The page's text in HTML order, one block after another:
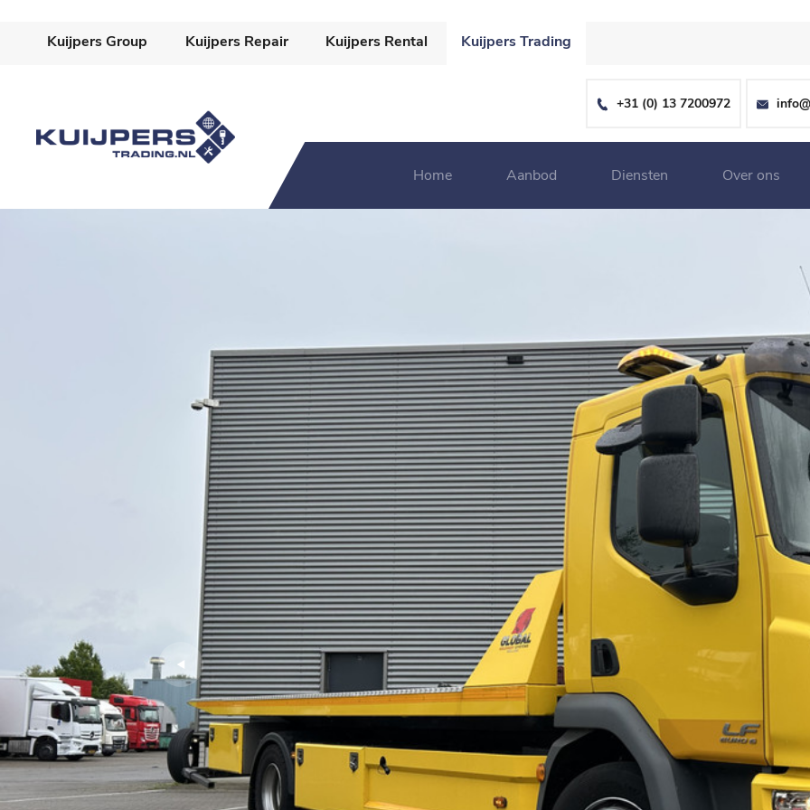
Kuijpers Group Kuijpers Repair Kuijpers Rental Kuijpers Trading
+31 (0) 13 7200972
Home Aanbod Diensten Over ons